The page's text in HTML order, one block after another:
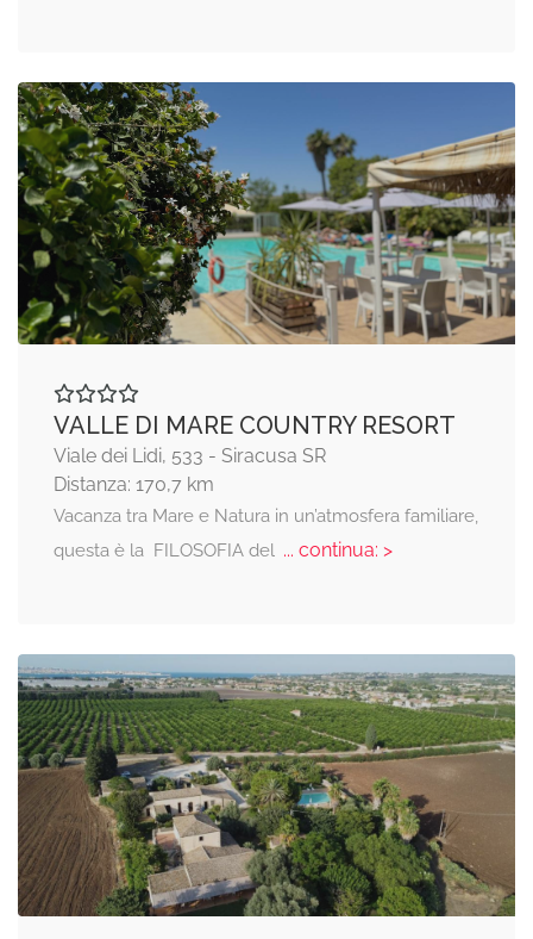
VALLE DI MARE COUNTRY RESORT
Viale dei Lidi, 533 - Siracusa SR
Distanza: 170,7 km
Vacanza tra Mare e Natura in un’atmosfera familiare,
questa è la FILOSOFIA del ... continua: >